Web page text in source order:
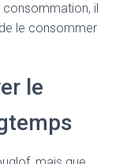
il
le consommer
le